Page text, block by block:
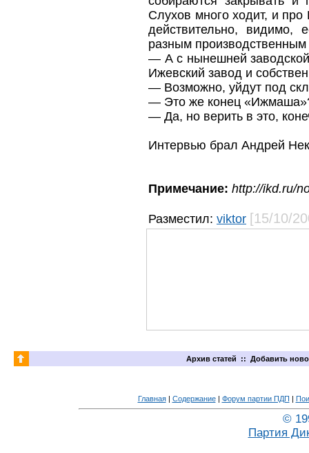
Слухов много ходит, и
действительно, видимо,
разным
— А с нынешней заводской
Ижевский завод и
— Возможно, уйдут под
— Это же конец
— Да, но верить в это,
Интервью брал Андрей
Примечание: http://ikd.ru/
Разместил: viktor [15/10/
Архив статей :: Добавить
Главная| Содержание| Форум партии ПДП |
©
Партия